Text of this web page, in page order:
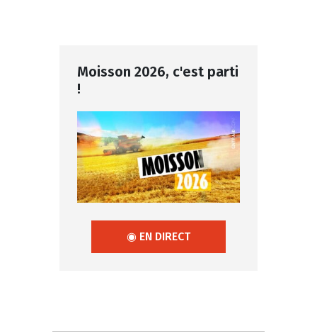
Moisson 2026, c'est parti
!
◉ EN DIRECT